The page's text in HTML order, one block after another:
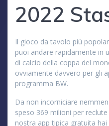
2022
Il gioco da tavolo più
puoi andare rapidamente in
di calcio della coppa del
ovviamente davvero per gli
programma BW.
Da non incorniciare
speso 369 milioni per
nostra app tipica gratuita